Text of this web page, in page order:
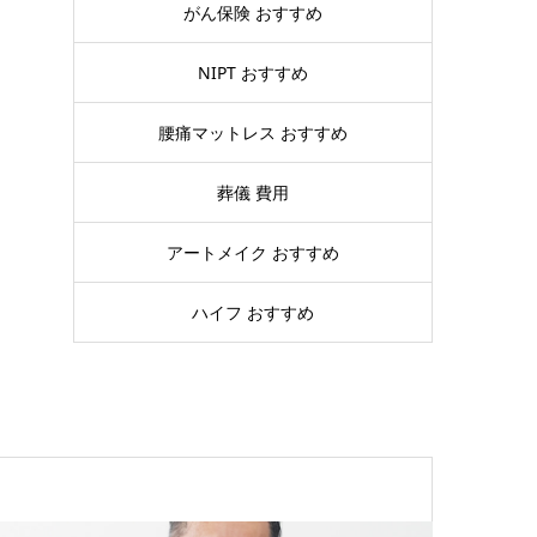
がん保険 おすすめ
NIPT おすすめ
腰痛マットレス おすすめ
葬儀 費用
アートメイク おすすめ
ハイフ おすすめ